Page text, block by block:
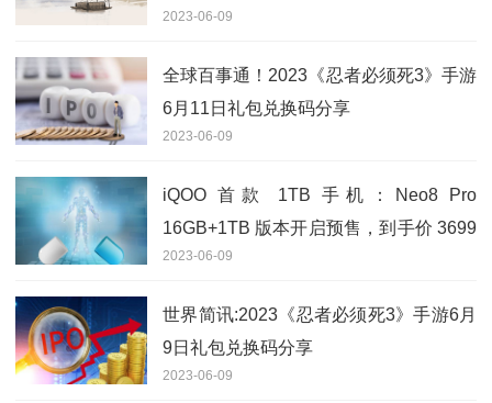
2023-06-09
全球百事通！2023《忍者必须死3》手游
6月11日礼包兑换码分享
2023-06-09
iQOO 首款 1TB 手机：Neo8 Pro
16GB+1TB 版本开启预售，到手价 3699
元
2023-06-09
世界简讯:2023《忍者必须死3》手游6月
9日礼包兑换码分享
2023-06-09